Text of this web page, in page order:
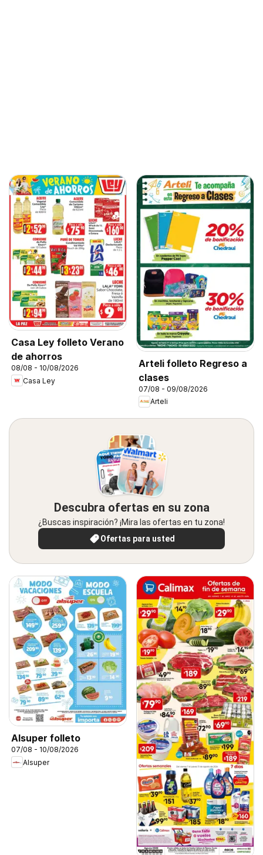
Casa Ley folleto Verano
de ahorros
08/08 - 10/08/2026
Casa Ley
Arteli folleto Regreso a
clases
07/08 - 09/08/2026
Arteli
Descubra ofertas en su zona
¿Buscas inspiración? ¡Mira las ofertas en tu zona!
Ofertas para usted
Alsuper folleto
07/08 - 10/08/2026
Alsuper